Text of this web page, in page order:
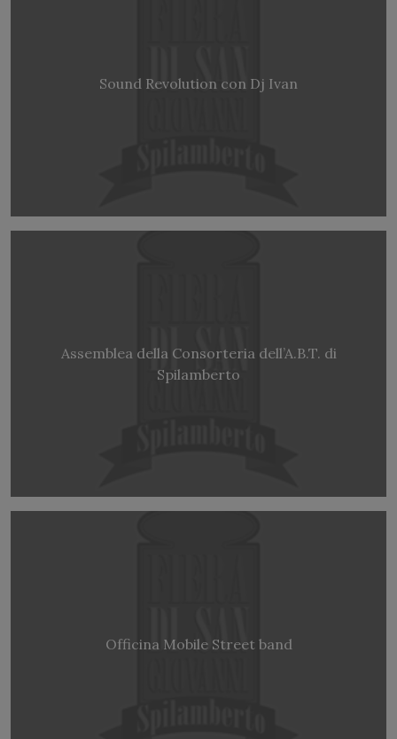
Sound Revolution con Dj Ivan
Assemblea della Consorteria dell’A.B.T. di
Spilamberto
Officina Mobile Street band